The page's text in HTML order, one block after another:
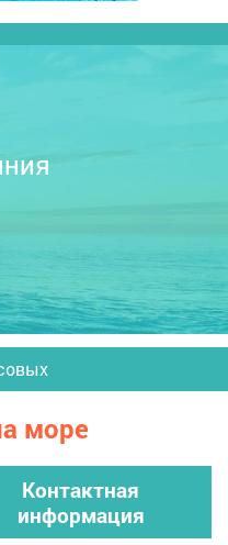
море
Контактная
информация